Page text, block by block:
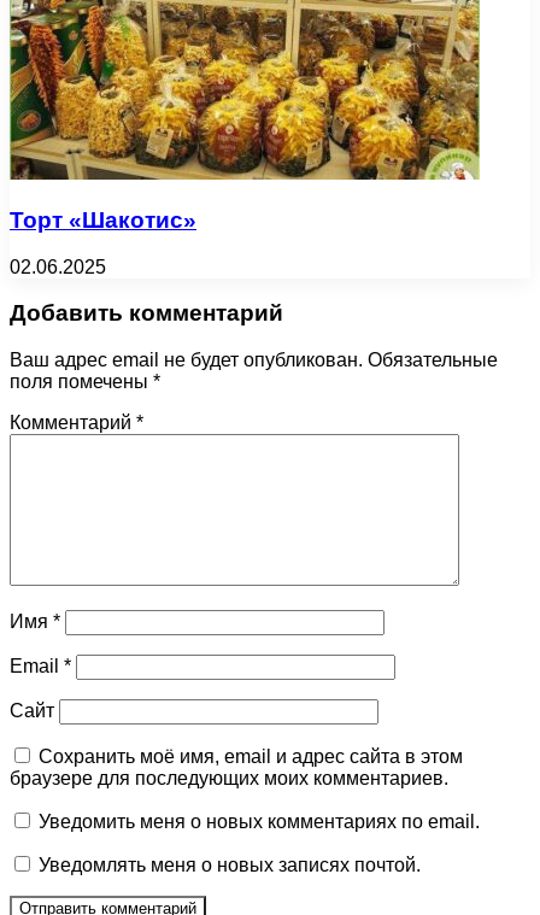
Торт «Шакотис»
02.06.2025
Добавить комментарий
Ваш адрес email не будет опубликован. Обязательные
поля помечены *
Комментарий *
Имя *
Email *
Сайт
Сохранить моё имя, email и адрес сайта в этом
браузере для последующих моих комментариев.
Уведомить меня о новых комментариях по email.
Уведомлять меня о новых записях почтой.